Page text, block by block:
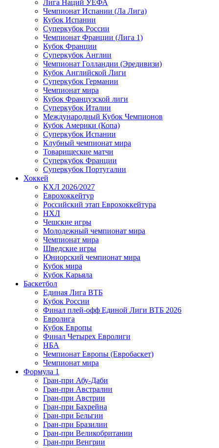
Лига Наций УЕФА
Чемпионат Испании (Ла Лига)
Кубок Испании
Суперкубок России
Чемпионат Франции (Лига 1)
Кубок Франции
Суперкубок Англии
Чемпионат Голландии (Эредивизи)
Кубок Английской Лиги
Суперкубок Германии
Чемпионат мира
Кубок Французской лиги
Суперкубок Италии
Международный Кубок Чемпионов
Кубок Америки (Копа)
Суперкубок Испании
Клубный чемпионат мира
Товарищеские матчи
Суперкубок Франции
Суперкубок Португалии
Хоккей
КХЛ 2026/2027
Еврохоккейтур
Российский этап Еврохоккейтура
НХЛ
Чешские игры
Молодежный чемпионат мира
Чемпионат мира
Шведские игры
Юниорский чемпионат мира
Кубок мира
Кубок Карьяла
Баскетбол
Единая Лига ВТБ
Кубок России
Финал плей-офф Единой Лиги ВТБ 2026
Евролига
Кубок Европы
Финал Четырех Евролиги
НБА
Чемпионат Европы (Евробаскет)
Чемпионат мира
Формула 1
Гран-при Абу-Даби
Гран-при Австралии
Гран-при Австрии
Гран-при Бахрейна
Гран-при Бельгии
Гран-при Бразилии
Гран-при Великобритании
Гран-при Венгрии